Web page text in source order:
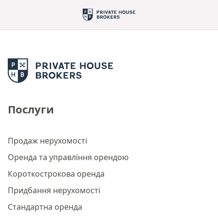
Послуги
Продаж нерухомості
Оренда та управління орендою
Короткострокова оренда
Придбання нерухомості
Стандартна оренда